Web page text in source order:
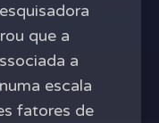
que a
a
escala
fatores de